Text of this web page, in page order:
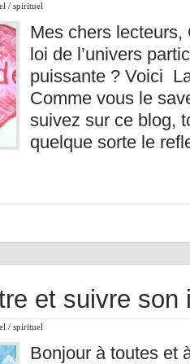
/ spirituel
Mes chers
loi de l’univers
puissante ? Voici
Comme vous le
suivez sur ce blog,
quelque sorte le
et suivre son
/ spirituel
Bonjour à toutes et